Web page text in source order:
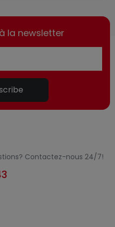
la newsletter
Contactez-nous 24/7!